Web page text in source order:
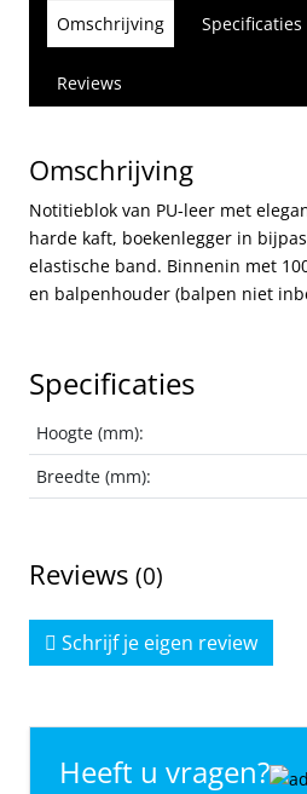
Omschrijving Specificaties
Reviews
Omschrijving
Notitieblok van PU-leer met
harde kaft, boekenlegger in
elastische band. Binnenin met
en balpenhouder (balpen niet
Specificaties
Hoogte (mm):
Breedte (mm):
Reviews (0)
Schrijf je eigen review
Heeft u vragen?